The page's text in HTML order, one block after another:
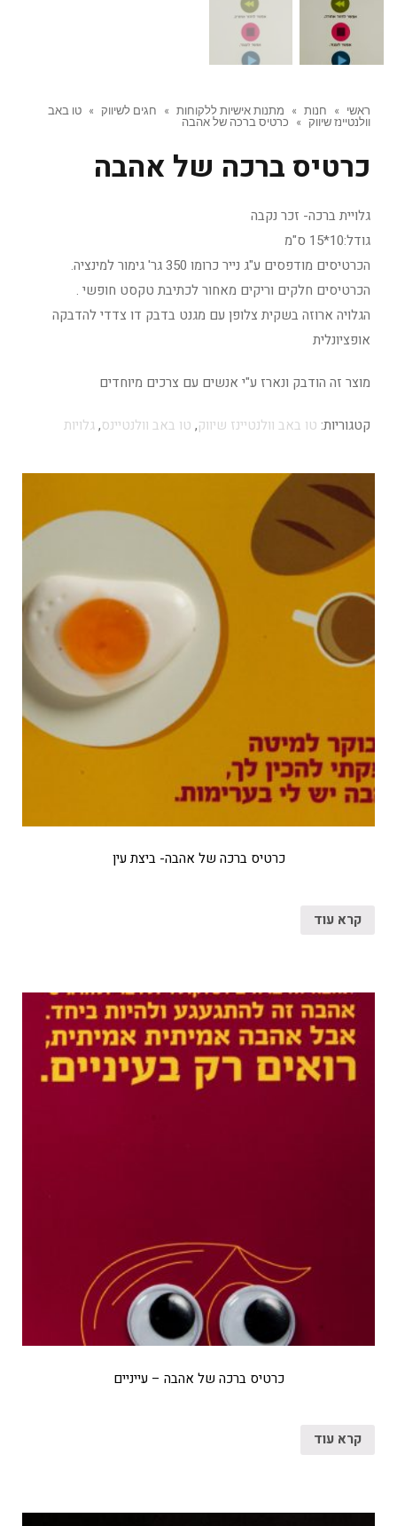
ראשי » חנות » מתנות אישיות ללקוחות » חגים לשיווק » טו באב
וולנטיינז שיווק » כרטיס ברכה של אהבה
כרטיס ברכה של אהבה
גלויית ברכה- זכר נקבה
גודל:10*15 ס"מ
הכרטיסים מודפסים ע"ג נייר כרומו 350 גר' גימור למינציה.
הכרטיסים חלקים וריקים מאחור לכתיבת טקסט חופשי .
הגלויה ארוזה בשקית צלופן עם מגנט בדבק דו צדדי להדבקה
אופציונלית
מוצר זה הודבק ונארז ע"י אנשים עם צרכים מיוחדים
קטגוריות: טו באב וולנטיינז שיווק, טו באב וולנטיינס,גלויות
כרטיס ברכה של אהבה- ביצת עין
קרא עוד
כרטיס ברכה של אהבה – עייניים
קרא עוד